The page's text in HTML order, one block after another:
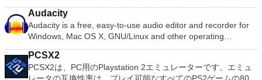
ーションおよびディスク管理ユーティリティです。パーティシ
ョンの拡張（特にシステムドライブ用）、ディスク領域の管
理、MBRおよびGUIDパーティションテーブル（GPT）ディス
クのディスク領域不足の問題の解決を可能にします。 パーテ
ィションのサイズ変更/移動システムドライブを拡張するディ
スクとパーティションをコピーパーティションをマージ分割パ
ーティション空き領域を再分配するダイナミックディスクの変
Audacity
Audacity is a free, easy-to-use audio editor and recorder for
Windows, Mac OS X, GNU/Linux and other operating
systems. You can use Audacity to: Record live audio. Convert
tapes and records into digital recordings or CDs. Edit Ogg
Vorbis, MP3, WAV or AIFF sound files. Cut, copy, splice or mix
PCSX2
PCSX2は、PC用のPlaystation 2エミュレーターです。エミュ